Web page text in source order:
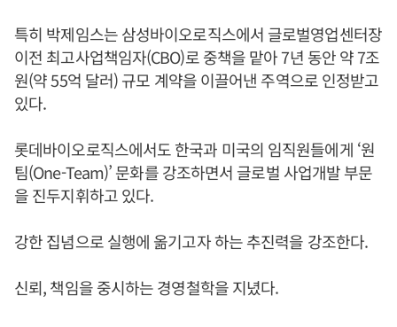
특히 박제임스는 삼성바이오로직스에서 글로벌영업센터장
이전 최고사업책임자(CBO)로 중책을 맡아 7년 동안 약 7조
원(약 55억 달러) 규모 계약을 이끌어낸 주역으로 인정받고
있다.
롯데바이오로직스에서도 한국과 미국의 임직원들에게 ‘원
팀(One-Team)’ 문화를 강조하면서 글로벌 사업개발 부문
을 진두지휘하고 있다.
강한 집념으로 실행에 옮기고자 하는 추진력을 강조한다.
신뢰, 책임을 중시하는 경영철학을 지녔다.